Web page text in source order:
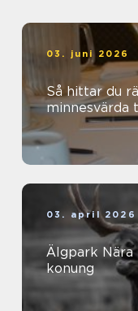
03. juni 2026
Så hittar du
minnesvärda
03. april 2026
Älgpark Nära möten med skogens
konung